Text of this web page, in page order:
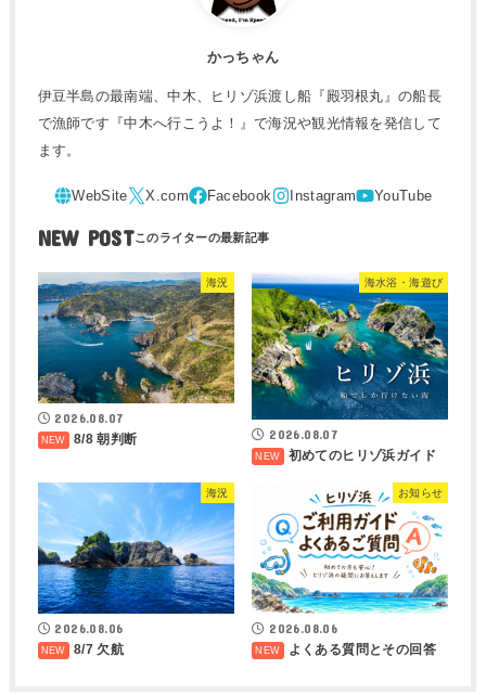
かっちゃん
伊豆半島の最南端、中木、ヒリゾ浜渡し船『殿羽根丸』の船長
で漁師です『中木へ行こうよ！』で海況や観光情報を発信して
ます。
NEW POST
海況
2026.08.07
8/8 朝判断
海水浴・海遊び
2026.08.07
初めてのヒリゾ浜ガイド
海況
2026.08.06
8/7 欠航
お知らせ
2026.08.06
よくある質問とその回答